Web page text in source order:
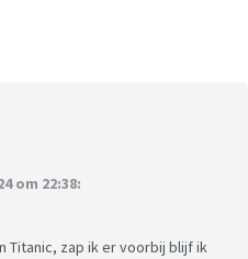
om 22:38:
Titanic, zap ik er voorbij blijf ik